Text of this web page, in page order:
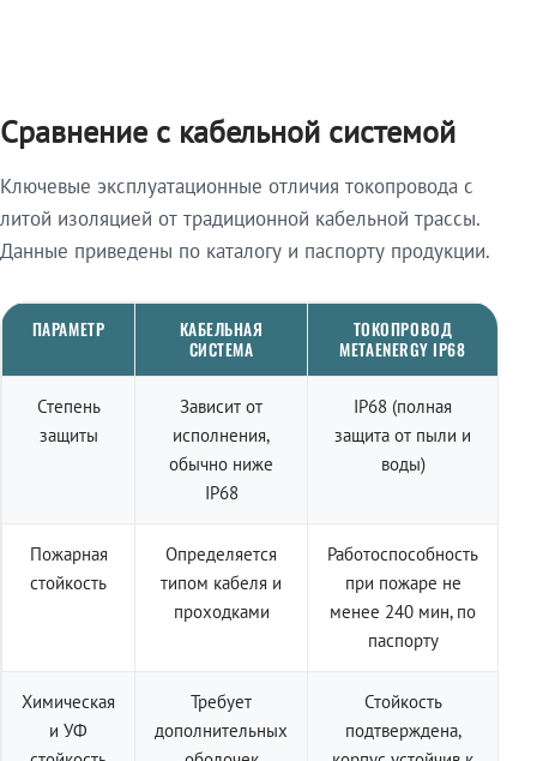
Сравнение с кабельной системой
Ключевые эксплуатационные отличия токопровода с
литой изоляцией от традиционной кабельной трассы.
Данные приведены по каталогу и паспорту продукции.
ПАРАМЕТР
КАБЕЛЬНАЯ
СИСТЕМА
ТОКОПРОВОД
METAENERGY IP68
Степень
защиты
Зависит от
исполнения,
обычно ниже
IP68
IP68 (полная
защита от пыли и
воды)
Пожарная
стойкость
Определяется
типом кабеля и
проходками
Работоспособность
при пожаре не
менее 240 мин, по
паспорту
Химическая
и УФ
Требует
дополнительных
Стойкость
подтверждена,